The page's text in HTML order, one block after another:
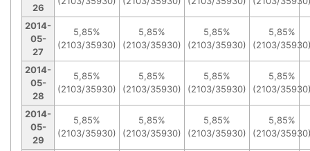
26
2014-
05-
27
5,85%
(2103/35930)
5,85%
(2103/35930)
5,85%
(2103/35930)
5,85%
(2103/
2014-
05-
28
5,85%
(2103/35930)
5,85%
(2103/35930)
5,85%
(2103/35930)
5,85%
(2103/
2014-
05-
29
5,85%
(2103/35930)
5,85%
(2103/35930)
5,85%
(2103/35930)
5,85%
(2103/